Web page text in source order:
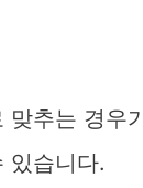
추는 경우
있습니다.